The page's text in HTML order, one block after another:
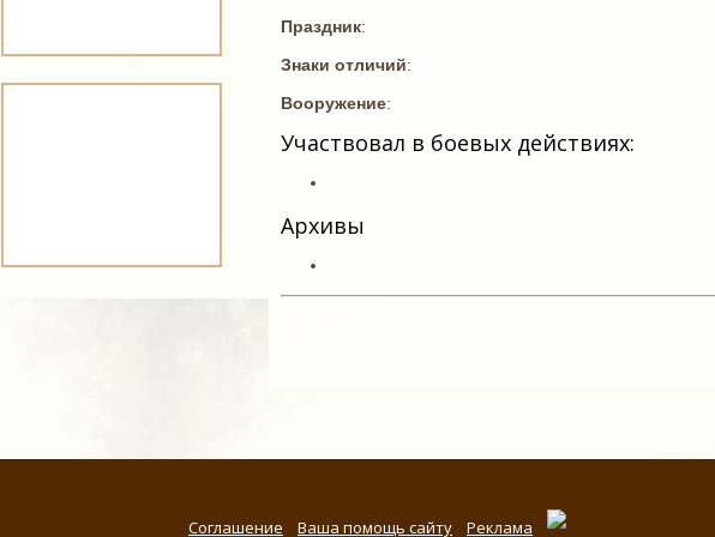
Праздник:
Знаки отличий:
Вооружение:
Участвовал в боевых действиях:
Архивы
Соглашение Ваша помощь сайту Реклама